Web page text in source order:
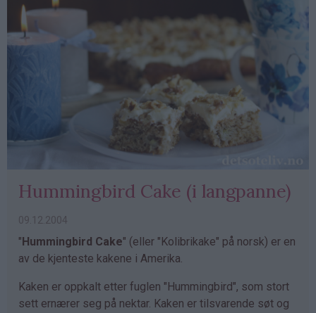
Hummingbird Cake (i langpanne)
09.12.2004
"Hummingbird Cake" (eller "Kolibrikake" på norsk) er en
av de kjenteste kakene i Amerika.
Kaken er oppkalt etter fuglen "Hummingbird", som stort
sett ernærer seg på nektar. Kaken er tilsvarende søt og